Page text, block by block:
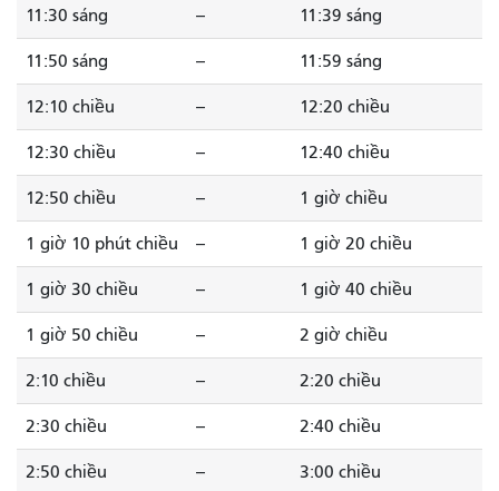
11:30 sáng -- 11:39 sáng
11:50 sáng -- 11:59 sáng
12:10 chiều -- 12:20 chiều
12:30 chiều -- 12:40 chiều
12:50 chiều -- 1 giờ chiều
1 giờ 10 phút chiều -- 1 giờ 20 chiều
1 giờ 30 chiều -- 1 giờ 40 chiều
1 giờ 50 chiều -- 2 giờ chiều
2:10 chiều -- 2:20 chiều
2:30 chiều -- 2:40 chiều
2:50 chiều -- 3:00 chiều